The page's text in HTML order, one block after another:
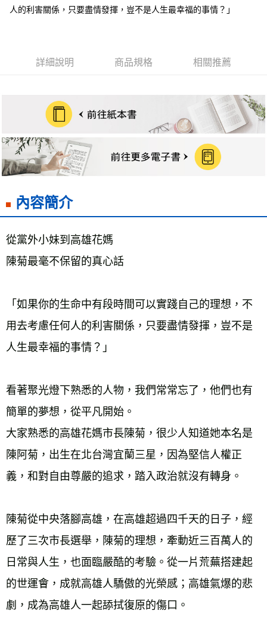
運送方式
數位商品免運
數位商品離島免運
離島宅配
每筆NT$200，滿NT$99,999(含以上)免運費
雜誌海外運費
人的利害關係，只要盡情發揮，豈不是人生最幸福的事情？」
詳細說明 商品規格 相關推薦
內容簡介
從黨外小妹到高雄花媽
陳菊最毫不保留的真心話
「如果你的生命中有段時間可以實踐自己的理想，不
用去考慮任何人的利害關係，只要盡情發揮，豈不是
人生最幸福的事情？」
看著聚光燈下熟悉的人物，我們常常忘了，他們也有
簡單的夢想，從平凡開始。
大家熟悉的高雄花媽市長陳菊，很少人知道她本名是
陳阿菊，出生在北台灣宜蘭三星，因為堅信人權正
義，和對自由尊嚴的追求，踏入政治就沒有轉身。
陳菊從中央落腳高雄，在高雄超過四千天的日子，經
歷了三次市長選舉，陳菊的理想，牽動近三百萬人的
日常與人生，也面臨嚴酷的考驗。從一片荒蕪搭建起
的世運會，成就高雄人驕傲的光榮感；高雄氣爆的悲
劇，成為高雄人一起舔拭復原的傷口。